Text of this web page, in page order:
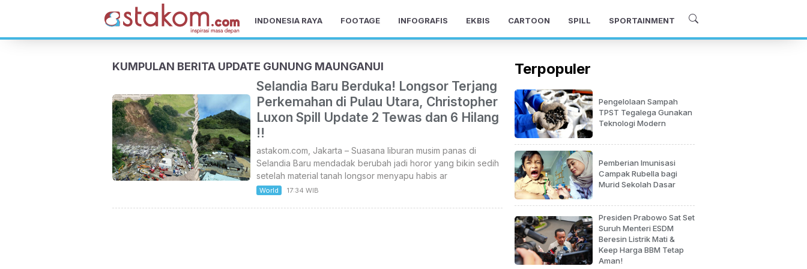
INDONESIA RAYA FOOTAGE INFOGRAFIS EKBIS CARTOON SPILL SPORTAINMENT
KUMPULAN BERITA UPDATE GUNUNG MAUNGANUI
Selandia Baru Berduka! Longsor Terjang
Perkemahan di Pulau Utara, Christopher
Luxon Spill Update 2 Tewas dan 6 Hilang
!!
astakom.com, Jakarta – Suasana liburan musim panas di
Selandia Baru mendadak berubah jadi horor yang bikin sedih
setelah material tanah longsor menyapu habis ar
World 17:34 WIB
Terpopuler
Pengelolaan Sampah
TPST Tegalega Gunakan
Teknologi Modern
Pemberian Imunisasi
Campak Rubella bagi
Murid Sekolah Dasar
Presiden Prabowo Sat Set
Suruh Menteri ESDM
Beresin Listrik Mati &
Keep Harga BBM Tetap
Aman!